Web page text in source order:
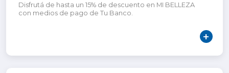
Disfrutá de hasta un 15% de descuento en MI BELLEZA
con medios de pago de Tu Banco.